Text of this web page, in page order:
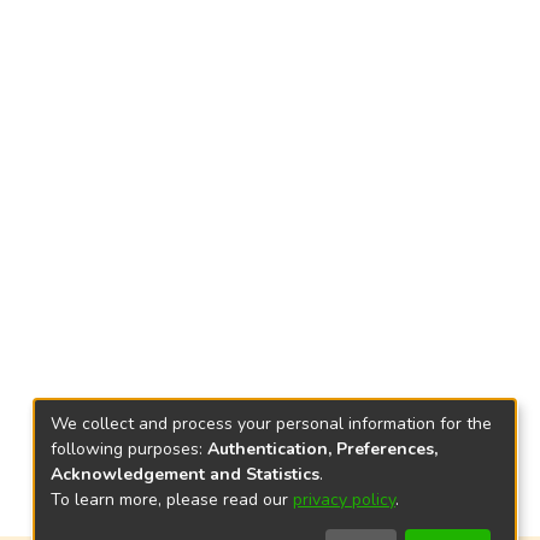
We collect and process your personal information for the
following purposes: Authentication, Preferences,
Acknowledgement and Statistics.
To learn more, please read our privacy policy.